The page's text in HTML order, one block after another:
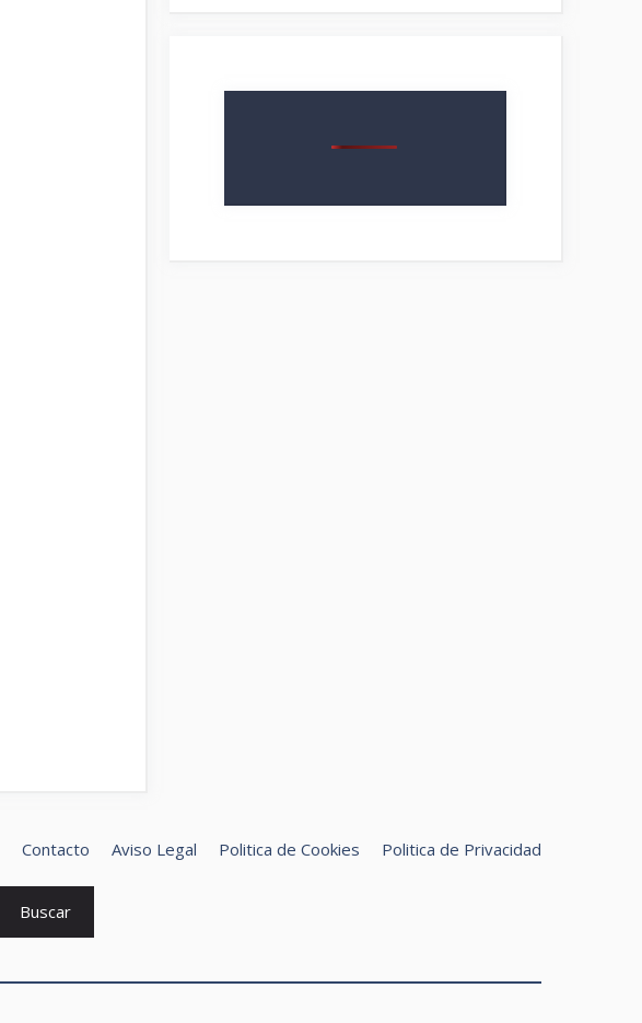
Contacto Aviso Legal Politica de Cookies Politica de Privacidad
Buscar